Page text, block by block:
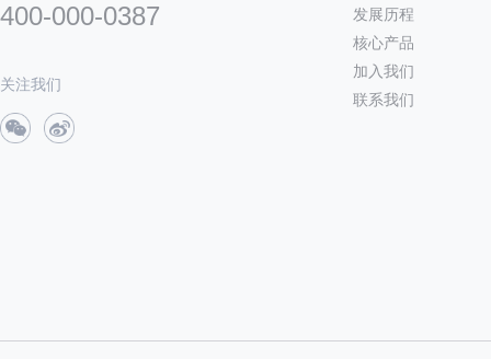
400-000-0387
关注我们
发展历程
核心产品
加入我们
联系我们